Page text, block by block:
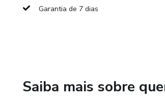
Garantia de 7 dias
Saiba mais sobre